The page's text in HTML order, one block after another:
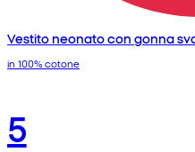
Vestito neonato con gonna
in 100% cotone
5